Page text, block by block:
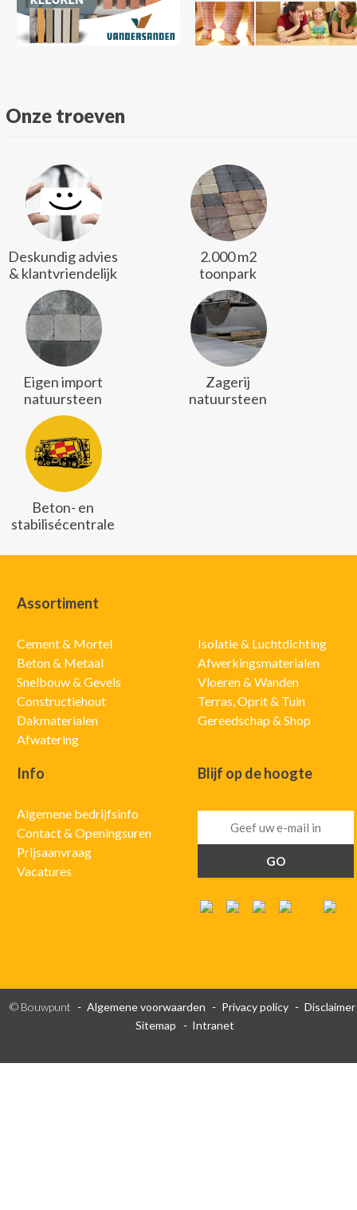
Onze troeven
Deskundig advies
& klantvriendelijk
2.000 m2
toonpark
Eigen import
natuursteen
Zagerij
natuursteen
Beton- en
stabilisécentrale
Assortiment
Cement & Mortel
Beton & Metaal
Snelbouw & Gevels
Constructiehout
Dakmaterialen
Afwatering
Isolatie & Luchtdichting
Afwerkingsmaterialen
Vloeren & Wanden
Terras, Oprit & Tuin
Gereedschap & Shop
Info
Algemene bedrijfsinfo
Contact & Openingsuren
Prijsaanvraag
Vacatures
Blijf op de hoogte
© Bouwpunt Algemene voorwaarden Privacy policy
Disclaimer
Sitemap
Intranet